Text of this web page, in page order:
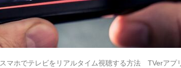
スマホでテレビをリアルタイム視聴する方法 TVerアプ